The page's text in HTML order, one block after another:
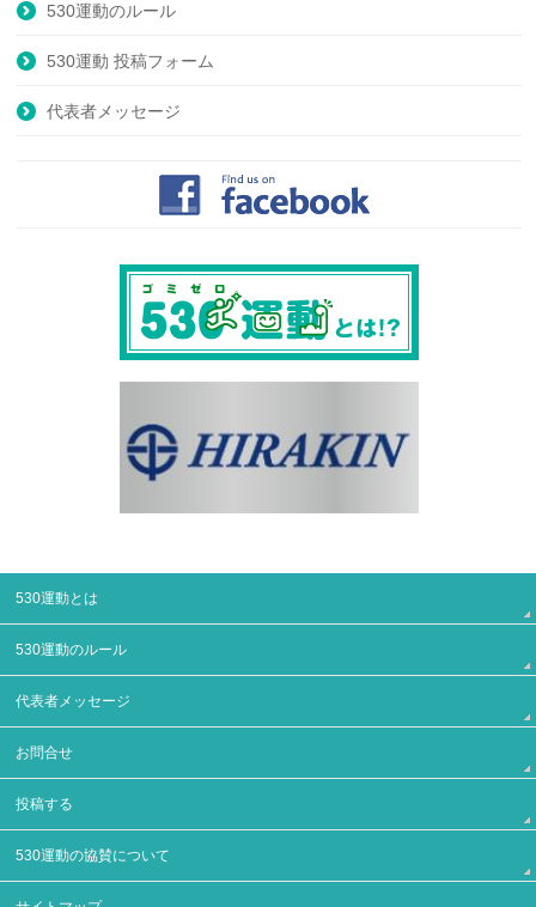
530運動のルール
530運動 投稿フォーム
代表者メッセージ
530運動とは
530運動のルール
代表者メッセージ
お問合せ
投稿する
530運動の協賛について